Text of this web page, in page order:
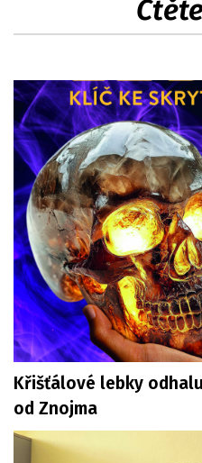
Křišťálové lebky
od Znojma